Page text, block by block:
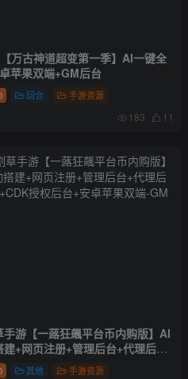
万古神道超变第一季】AI一键全
苹果双端+GM后台
回合 手游资源
183 11
手游【一蕗狂飆平台币内购版】AI
+网页注册+管理后台+代理后台
授权后台+安卓苹果双端
其他 手游资源